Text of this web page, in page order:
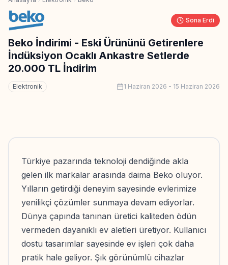
Sona Erdi
Beko İndirimi - Eski Ürününü Getirenlere
İndüksiyon Ocaklı Ankastre Setlerde
20.000 TL İndirim
Elektronik 1 Haziran 2026 - 15 Haziran 2026
Türkiye pazarında teknoloji dendiğinde akla
gelen ilk markalar arasında daima Beko oluyor.
Yılların getirdiği deneyim sayesinde evlerimize
yenilikçi çözümler sunmaya devam ediyorlar.
Dünya çapında tanınan üretici kaliteden ödün
vermeden dayanıklı ev aletleri üretiyor. Kullanıcı
dostu tasarımlar sayesinde ev işleri çok daha
pratik hale geliyor. Şık görünümlü cihazlar